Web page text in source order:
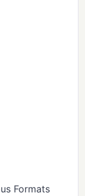
Formats